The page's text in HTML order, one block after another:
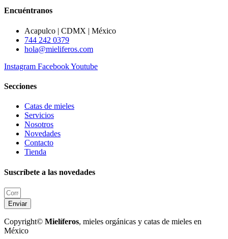
Encuéntranos
Acapulco | CDMX | México
744 242 0379
hola@mieliferos.com
Instagram FacebookYoutube
Secciones
Catas de mieles
Servicios
Nosotros
Novedades
Contacto
Tienda
Suscríbete a las novedades
Enviar
Copyright© Mielíferos, mieles orgánicas y catas de mieles en
México